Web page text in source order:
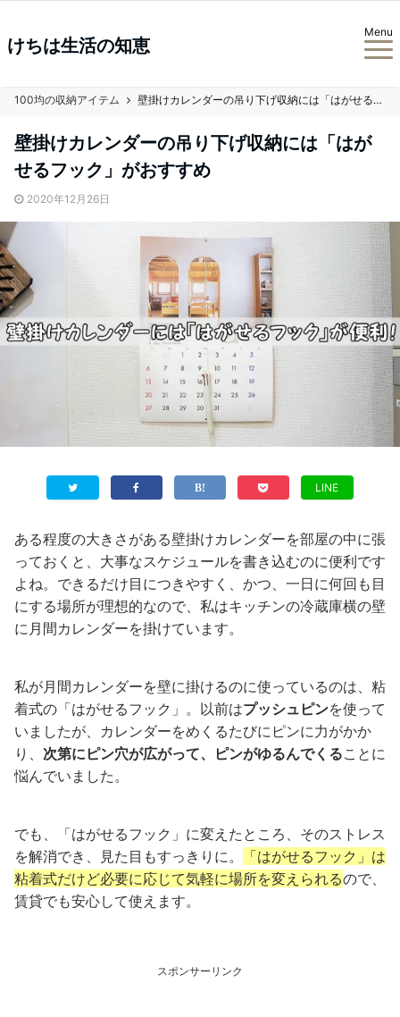
けちは生活の知恵
Menu
100均の収納アイテム 壁掛けカレンダーの吊り下げ収納には「はがせるフック」がおすすめ
壁掛けカレンダーの吊り下げ収納には「はが
せるフック」がおすすめ
2020年12月26日
LINE
ある程度の大きさがある壁掛けカレンダーを部屋の中に張
っておくと、大事なスケジュールを書き込むのに便利です
よね。できるだけ目につきやすく、かつ、一日に何回も目
にする場所が理想的なので、私はキッチンの冷蔵庫横の壁
に月間カレンダーを掛けています。
私が月間カレンダーを壁に掛けるのに使っているのは、粘
着式の「はがせるフック」。以前はプッシュピンを使って
いましたが、カレンダーをめくるたびにピンに力がかか
り、 次第にピン穴が広がって、ピンがゆるんでくることに
悩んでいました。
でも、「はがせるフック」に変えたところ、そのストレス
を解消でき、見た目もすっきりに。
「はがせるフック」は
粘着式だけど必要に応じて気軽に場所を変えられるので、
賃貸でも安心して使えます。
スポンサーリンク